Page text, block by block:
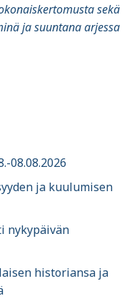
sekä
ja suuntana arjessa
08.08.2026
ja kuulumisen
nykypäivän
historiansa ja